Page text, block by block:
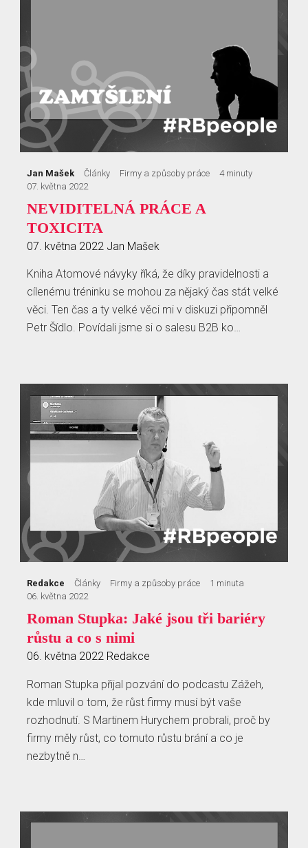
Jan Mašek Články Firmy a způsoby práce
4 minuty
07. května 2022
NEVIDITELNÁ PRÁCE A
TOXICITA
07. května 2022 Jan Mašek
Kniha Atomové návyky říká, že díky pravidelnosti a
cílenému tréninku se mohou za nějaký čas stát velké
věci. Ten čas a ty velké věci mi v diskuzi připomněl
Petr Šídlo. Povídali jsme si o salesu B2B ko…
Redakce Články Firmy a způsoby práce
1 minuta
06. května 2022
Roman Stupka: Jaké jsou tři bariéry
růstu a co s nimi
06. května 2022 Redakce
Roman Stupka přijal pozvání do podcastu Zážeh,
kde mluvil o tom, že růst firmy musí být vaše
rozhodnutí. S Martinem Hurychem probrali, proč by
firmy měly růst, co tomuto růstu brání a co je
nezbytně n…